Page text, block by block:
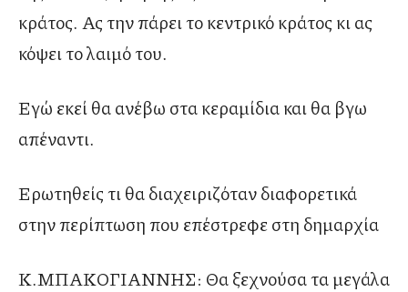
κράτος. Ας την πάρει το κεντρικό κράτος κι ας
κόψει το λαιμό του.
Εγώ εκεί θα ανέβω στα κεραμίδια και θα βγω
απέναντι.
Ερωτηθείς τι θα διαχειριζόταν διαφορετικά
στην περίπτωση που επέστρεφε στη δημαρχία
Κ.ΜΠΑΚΟΓΙΑΝΝΗΣ: Θα ξεχνούσα τα μεγάλα